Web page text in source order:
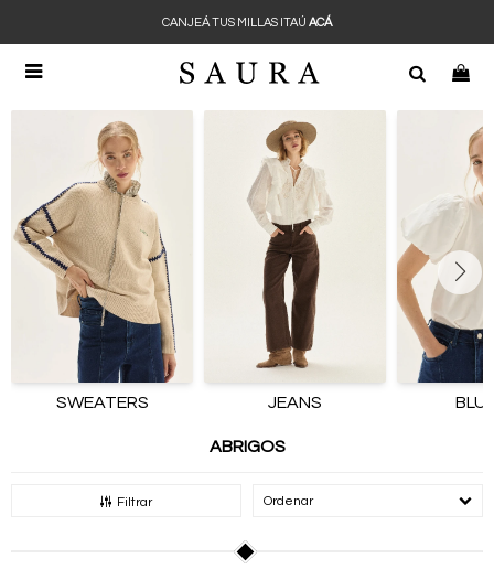

CANJEÁ TUS MILLAS ITAÚ ACÁ
SWEATERS JEANS
ABRIGOS
Filtrar Recomendados